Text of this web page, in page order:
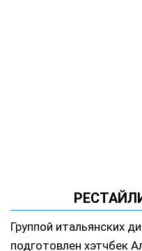
Группой итальянских
подготовлен хэтчбек